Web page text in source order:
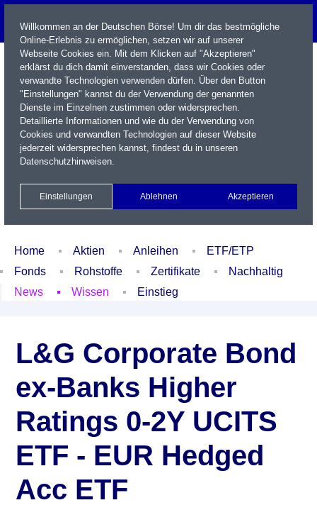
Name / WKN / ISIN / Kürzel
Xetra Realtime
Watchlist Portfolio Login
Home Aktien Anleihen
ETF/ETP
Fonds
Rohstoffe Zertifikate
Nachhaltig
News
Wissen Einstieg
L&G Corporate Bond
ex-Banks Higher
Ratings 0-2Y UCITS
ETF - EUR Hedged
Acc ETF
Willkommen an der Deutschen Börse! Um dir das bestmögliche
Online-Erlebnis zu ermöglichen, setzen wir auf unserer
Webseite Cookies ein. Mit dem Klicken auf "Akzeptieren"
erklärst du dich damit einverstanden, dass wir Cookies oder
verwandte Technologien verwenden dürfen. Über den Button
"Einstellungen" kannst du der Verwendung der genannten
Dienste im Einzelnen zustimmen oder widersprechen.
Detaillierte Informationen und wie du der Verwendung von
Cookies und verwandten Technologien auf dieser Website
jederzeit widersprechen kannst, findest du in unseren
Datenschutzhinweisen.
Einstellungen Ablehnen Akzeptieren